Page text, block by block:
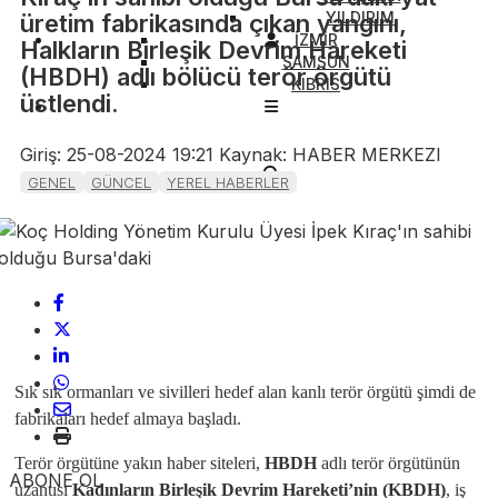
YILDIRIM
İZMİR
SAMSUN
KIBRIS
üretim fabrikasında çıkan yangını,
Halkların Birleşik Devrim Hareketi
(HBDH) adlı bölücü terör örgütü
üstlendi.
Giriş: 25-08-2024 19:21 Kaynak: HABER MERKEZI
GENEL GÜNCEL YEREL HABERLER
ABONE OL
Sık sık ormanları ve sivilleri hedef alan kanlı terör örgütü şimdi de
fabrikaları hedef almaya başladı.
Terör örgütüne yakın haber siteleri, HBDH adlı terör örgütünün
uzantısıKadınların Birleşik Devrim Hareketi’nin (KBDH), iş